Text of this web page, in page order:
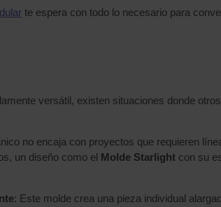
te espera con todo lo necesario para
versátil, existen situaciones donde
no encaja con proyectos que requieren
un diseño como el Molde Starlight con su
: Este molde crea una pieza individual